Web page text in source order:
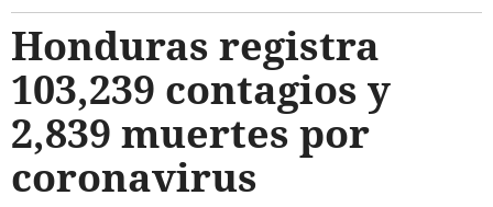
Honduras registra
103,239 contagios y
2,839 muertes por
coronavirus